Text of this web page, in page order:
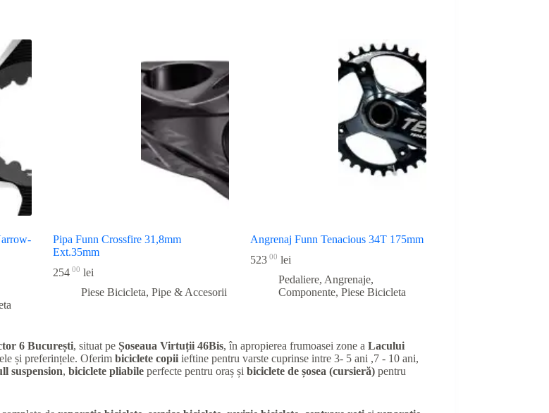
Pipa Funn Crossfire 31,8mm
Ext.35mm
254 00 lei
Piese Bicicleta, Pipe & Accesorii
Angrenaj Funn Tenacious 34T 175mm
523 00 lei
Pedaliere, Angrenaje,
Componente, Piese Bicicleta
6 București, situat pe Șoseaua Virtuții 46Bis, în apropierea frumoasei zone a Lacului
și preferințele. Oferim biciclete copii ieftine pentru varste cuprinse intre 3- 5 ani ,7 - 10 ani,
suspension, biciclete pliabile perfecte pentru oraș și biciclete de șosea (cursieră) pentru